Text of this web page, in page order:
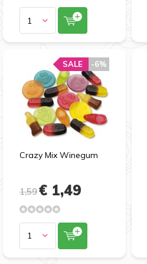
Crazy Mix Winegum
-6%
SALE
1,59€ 1,49